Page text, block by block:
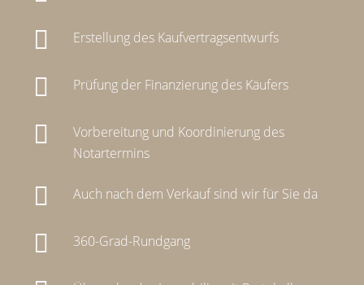
Erstellung des Kaufvertragsentwurfs
Prüfung der Finanzierung des Käufers
Vorbereitung und Koordinierung des
Notartermins
Auch nach dem Verkauf sind wir für Sie da
360-Grad-Rundgang